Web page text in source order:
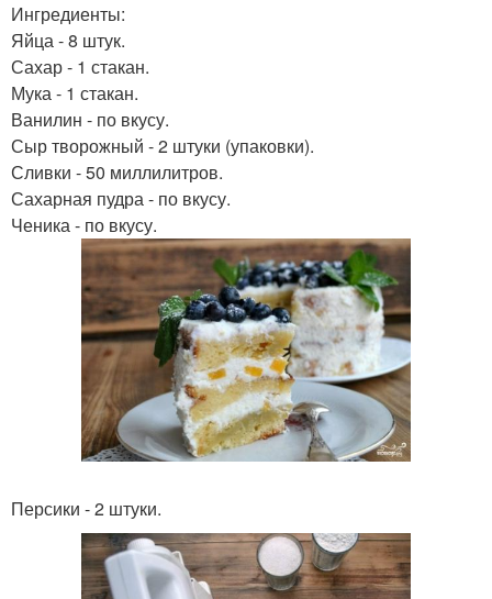
Ингредиенты:
Яйца - 8 штук.
Сахар - 1 стакан.
Мука - 1 стакан.
Ванилин - по вкусу.
Сыр творожный - 2 штуки (упаковки).
Сливки - 50 миллилитров.
Сахарная пудра - по вкусу.
Ченика - по вкусу.
Персики - 2 штуки.